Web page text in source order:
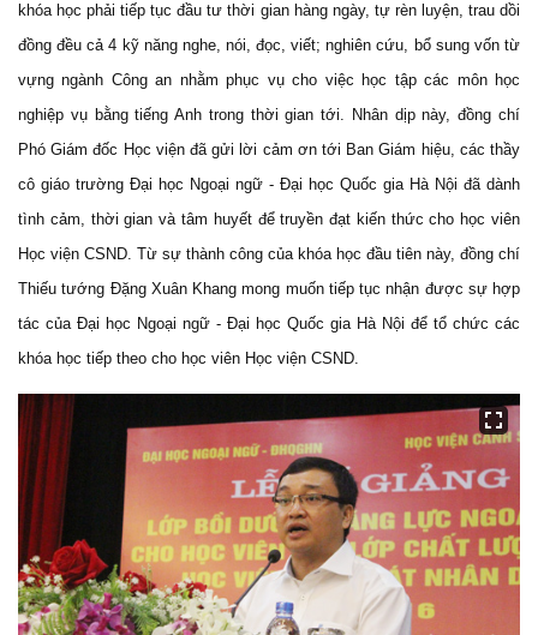
khóa học phải tiếp tục đầu tư thời gian hàng ngày, tự rèn luyện, trau dồi
đồng đều cả 4 kỹ năng nghe, nói, đọc, viết; nghiên cứu, bổ sung vốn từ
vựng ngành Công an nhằm phục vụ cho việc học tập các môn học
nghiệp vụ bằng tiếng Anh trong thời gian tới. Nhân dịp này, đồng chí
Phó Giám đốc Học viện đã gửi lời cảm ơn tới Ban Giám hiệu, các thầy
cô giáo trường Đại học Ngoại ngữ - Đại học Quốc gia Hà Nội đã dành
tình cảm, thời gian và tâm huyết để truyền đạt kiến thức cho học viên
Học viện CSND. Từ sự thành công của khóa học đầu tiên này, đồng chí
Thiếu tướng Đặng Xuân Khang mong muốn tiếp tục nhận được sự hợp
tác của Đại học Ngoại ngữ - Đại học Quốc gia Hà Nội để tổ chức các
khóa học tiếp theo cho học viên Học viện CSND.